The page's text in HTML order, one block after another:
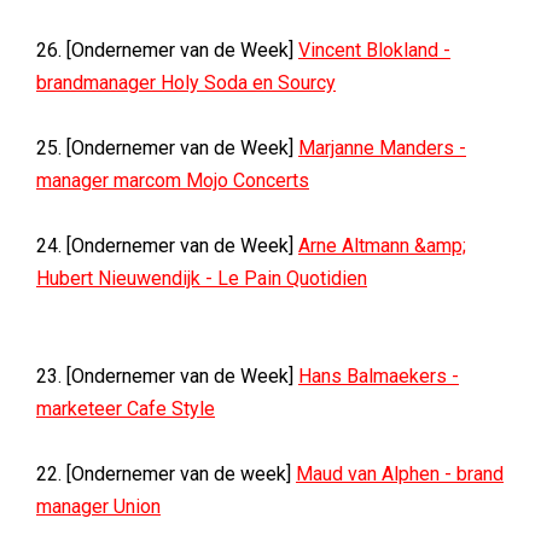
26. [Ondernemer van de Week] Vincent Blokland -
brandmanager Holy Soda en Sourcy
25. [Ondernemer van de Week] Marjanne Manders -
manager marcom Mojo Concerts
24. [Ondernemer van de Week] Arne Altmann &amp;
Hubert Nieuwendijk - Le Pain Quotidien
23. [Ondernemer van de Week] Hans Balmaekers -
marketeer Cafe Style
22. [Ondernemer van de week] Maud van Alphen - brand
manager Union